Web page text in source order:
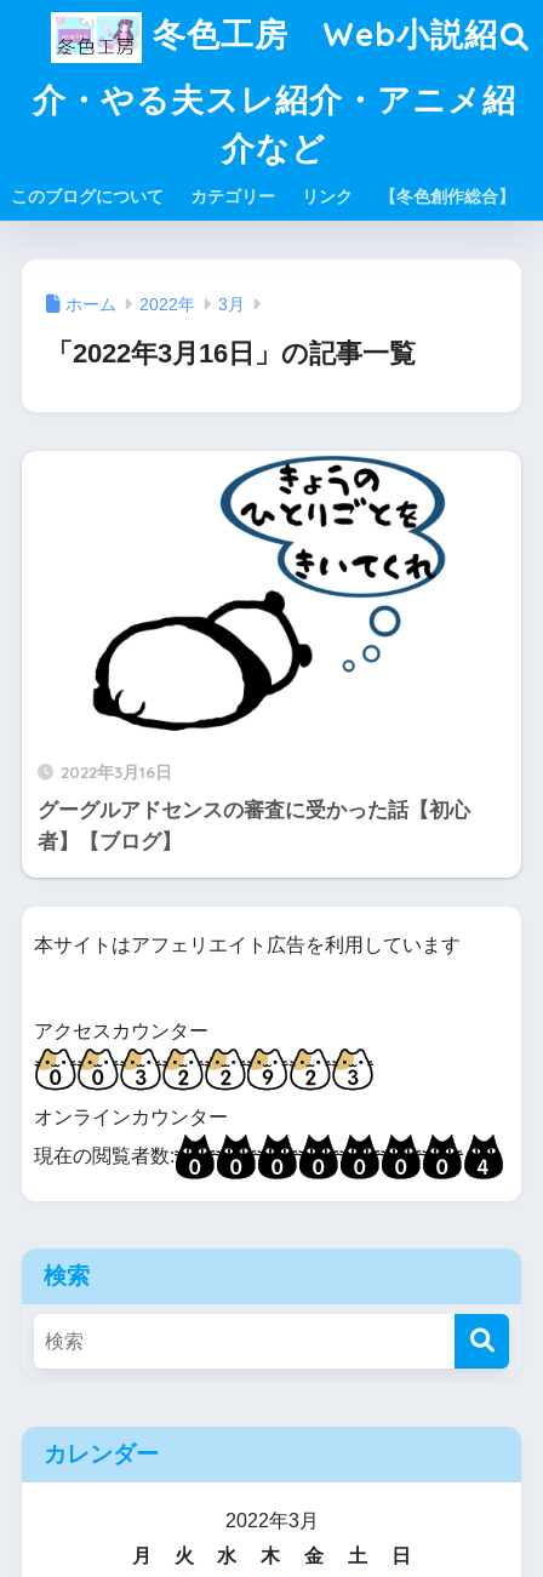
冬色工房 Web小説紹
介・やる夫スレ紹介・アニメ紹
介など
このブログについて カテゴリー リンク 【冬色創作総合】
ホーム 2022年 3月
「2022年3月16日」の記事一覧
2022年3月16日
グーグルアドセンスの審査に受かった話【初心
者】【ブログ】
本サイトはアフェリエイト広告を利用しています
アクセスカウンター
オンラインカウンター
現在の閲覧者数:
検索
カレンダー
2022年3月
月
火 水 木 金 土
日